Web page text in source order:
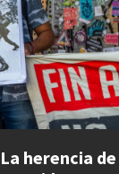
herencia de